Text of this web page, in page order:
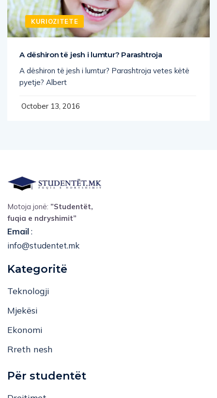
KURIOZITETE
A dëshiron të jesh i lumtur? Parashtroja
A dëshiron të jesh i lumtur? Parashtroja vetes këtë
pyetje? Albert
October 13, 2016
Motoja jonë: ”Studentët,
fuqia e ndryshimit”
Email:
info@studentet.mk
Kategoritë
Teknologji
Mjekësi
Ekonomi
Rreth nesh
Për studentët